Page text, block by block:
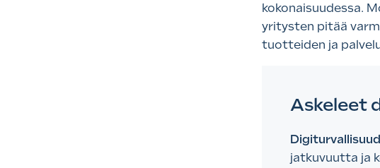
kokonaisuudessa.
yritysten pitää
tuotteiden ja
Askeleet
jatkuvuutta ja